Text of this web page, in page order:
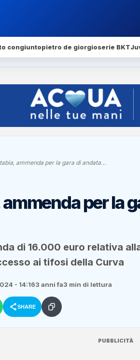
congiuntopietro de giorgioserie BKT
ammenda per la gara di andata…
per la
di 16.000 euro relativa
ai tifosi della Curva
- 14:163 anni fa3 min di lettura
SHARE
PUBBLICITÀ